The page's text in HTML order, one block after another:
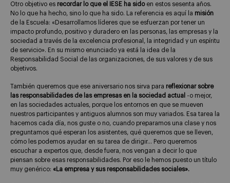
Otro objetivo es recordar lo que el IESE ha sidoen estos sesenta años.
No lo que ha hecho, sino lo que ha sido. La referencia es aquí la misión
de la Escuela: «Desarrollamos líderes que se esfuerzan por tener un
impacto profundo, positivo y duradero en las personas, las empresas y la
sociedad a través de la excelencia profesional, la integridad y un espíritu
de servicio». En su mismo enunciado ya está la idea de la
Responsabilidad Social de las organizaciones, de sus valores y de sus
objetivos.
También queremos que ese aniversario nos sirva para reflexionar sobre
las responsabilidades de las empresas en la sociedad actual -o mejor,
en las sociedades actuales, porque los entornos en que se mueven
nuestros participantes y antiguos alumnos son muy variados. Esa tarea la
hacemos cada día, nos guste o no, cuando preparamos una clase y nos
preguntamos qué esperan los asistentes, qué queremos que se lleven,
cómo les podemos ayudar en su tarea de dirigir… Pero queremos
escuchar a expertos que, desde fuera, nos vengan a decir lo que
piensan sobre esas responsabilidades. Por eso le hemos puesto un título
muy genérico: «La empresa y sus responsabilidades sociales».